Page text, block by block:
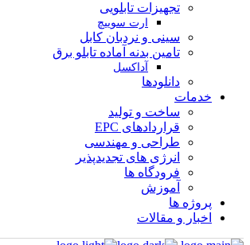
تجهیزات تابلویی
ارت سوییچ
سینی و نردبان کابل
تامین بدنه آماده تابلو برق
آداکسل
دانلودها
خدمات
ساخت و تولید
قراردادهای EPC
طراحی و مهندسی
انرژی های تجدیدپذیر
فرودگاه ها
آموزش
پروژه ها
اخبار و مقالات